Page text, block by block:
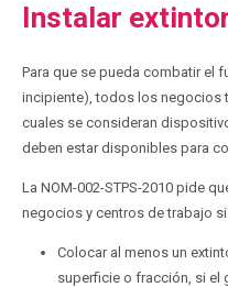
Instalar
Para que se pueda combatir el
incipiente), todos los negocios
cuales se consideran
deben estar disponibles para
La NOM-002-STPS-2010 pide
negocios y centros de trabajo
Colocar al menos un
superficie o fracción, si el